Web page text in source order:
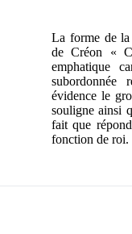
La forme de la
de Créon «
emphatique
subordonnée
évidence le
souligne ainsi
fait que
fonction de roi.